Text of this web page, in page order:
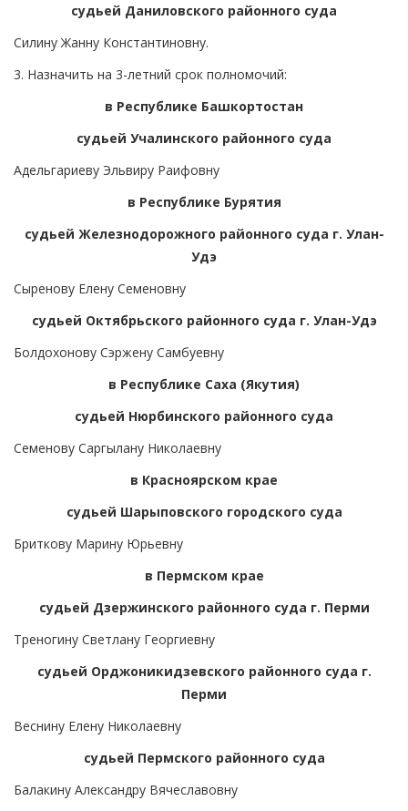
судьей Даниловского районного суда
Силину Жанну Константиновну.
3. Назначить на 3-летний срок полномочий:
в Республике Башкортостан
судьей Учалинского районного суда
Адельгариеву Эльвиру Раифовну
в Республике Бурятия
судьей Железнодорожного районного суда г. Улан-
Удэ
Сыренову Елену Семеновну
судьей Октябрьского районного суда г. Улан-Удэ
Болдохонову Сэржену Самбуевну
в Республике Саха (Якутия)
судьей Нюрбинского районного суда
Семенову Саргылану Николаевну
в Красноярском крае
судьей Шарыповского городского суда
Бриткову Марину Юрьевну
в Пермском крае
судьей Дзержинского районного суда г. Перми
Треногину Светлану Георгиевну
судьей Орджоникидзевского районного суда г.
Перми
Веснину Елену Николаевну
судьей Пермского районного суда
Балакину Александру Вячеславовну